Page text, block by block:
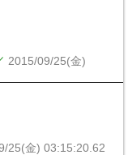
2015/09/25(金)
25(金) 03:15:20.62